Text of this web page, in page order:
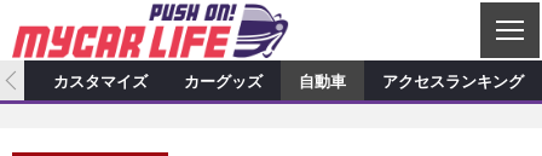
C
L
S
カーオーディオ
カスタマイズ カーグッズ 自動車 アクセスランキング